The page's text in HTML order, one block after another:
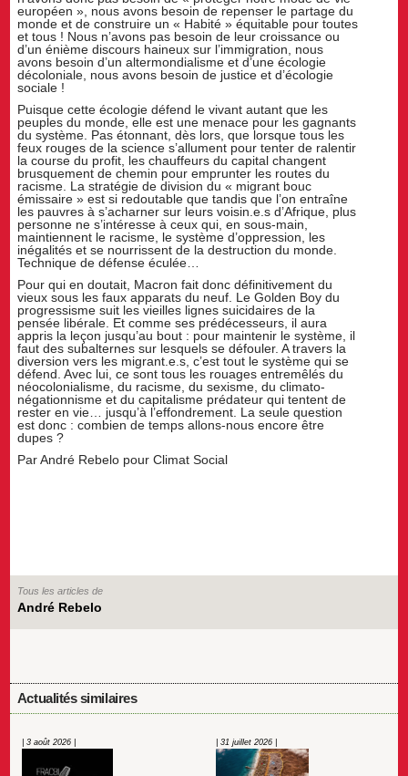
européen », nous avons besoin de repenser le partage du
monde et de construire un « Habité » équitable pour toutes
et tous ! Nous n’avons pas besoin de leur croissance ou
d’un énième discours haineux sur l’immigration, nous
avons besoin d’un altermondialisme et d’une écologie
décoloniale, nous avons besoin de justice et d’écologie
sociale !
Puisque cette écologie défend le vivant autant que les
peuples du monde, elle est une menace pour les gagnants
du système. Pas étonnant, dès lors, que lorsque tous les
feux rouges de la science s’allument pour tenter de ralentir
la course du profit, les chauffeurs du capital changent
brusquement de chemin pour emprunter les routes du
racisme. La stratégie de division du « migrant bouc
émissaire » est si redoutable que tandis que l’on entraîne
les pauvres à s’acharner sur leurs voisin.e.s d’Afrique, plus
personne ne s’intéresse à ceux qui, en sous-main,
maintiennent le racisme, le système d’oppression, les
inégalités et se nourrissent de la destruction du monde.
Technique de défense éculée…
Pour qui en doutait, Macron fait donc définitivement du
vieux sous les faux apparats du neuf. Le Golden Boy du
progressisme suit les vieilles lignes suicidaires de la
pensée libérale. Et comme ses prédécesseurs, il aura
appris la leçon jusqu’au bout : pour maintenir le système, il
faut des subalternes sur lesquels se défouler. A travers la
diversion vers les migrant.e.s, c’est tout le système qui se
défend. Avec lui, ce sont tous les rouages entremêlés du
néocolonialisme, du racisme, du sexisme, du climato-
négationnisme et du capitalisme prédateur qui tentent de
rester en vie… jusqu’à l’effondrement. La seule question
est donc : combien de temps allons-nous encore être
dupes ?
Par André Rebelo pour Climat Social
Tous les articles de
André Rebelo
Actualités similaires
| 3 août 2026 | | 31 juillet 2026 |